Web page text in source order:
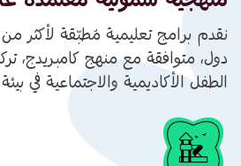
دول، متوافقة مع منهج كامبريدج،
الطفل الأكاديمية والاجتماعية في